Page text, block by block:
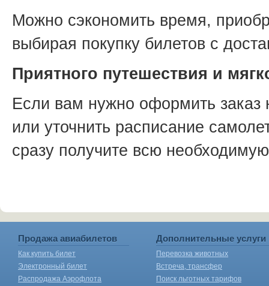
Можно сэкономить время,
выбирая покупку билетов с
Приятного путешествия и
Если вам нужно оформить заказ
или уточнить расписание
сразу получите всю
Продажа авиабилетов
Как купить билет
Электронный билет
Распродажа Аэрофлота
Дополнительные услуги
Перевозка животных
Встреча, трансфер
Поиск льготных тарифов